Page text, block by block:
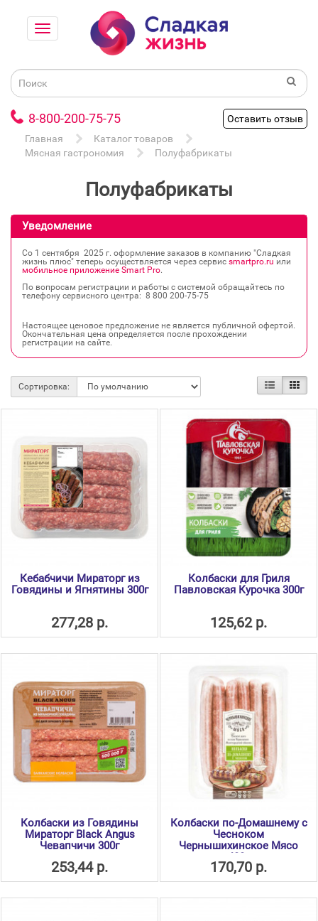
8-800-200-75-75
Оставить отзыв
Главная
Каталог товаров
Мясная гастрономия
Полуфабрикаты
Полуфабрикаты
Уведомление
Со 1 сентября 2025 г. оформление заказов в компанию "Сладкая
жизнь плюс" теперь осуществляется через сервис smartpro.ru или
мобильное приложение Smart Pro.
По вопросам регистрации и работы с системой обращайтесь по
телефону сервисного центра: 8 800 200‐75‐75
Настоящее ценовое предложение не является публичной офертой.
Окончательная цена определяется после прохождении
регистрации на сайте.
Сортировка:
Кебабчичи Мираторг из
Говядины и Ягнятины 300г
277,28 р.
Колбаски для Гриля
Павловская Курочка 300г
125,62 р.
Колбаски из Говядины
Мираторг Black Angus
Чевапчичи 300г
253,44 р.
Колбаски по-Домашнему с
Чесноком
Чернышихинское Мясо
400г
170,70 р.